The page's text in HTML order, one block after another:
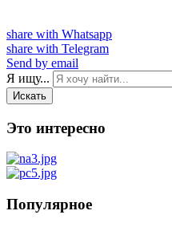
share with Whatsapp
share with Telegram
Send by email
Я ищу...
Искать
Это интересно
Популярное